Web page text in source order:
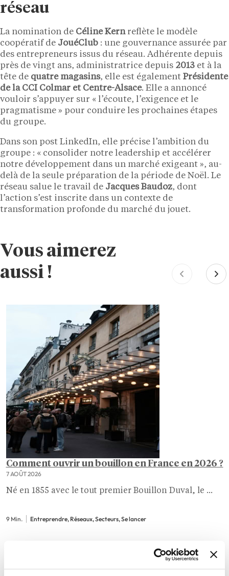
réseau
La nomination de Céline Kernreflète le modèle
coopératif de JouéClub : une gouvernance assurée par
des entrepreneurs issus du réseau. Adhérente depuis
près de vingt ans, administratrice depuis 2013 et à la
tête de quatre magasins, elle est également Présidente
de la CCI Colmar et Centre-Alsace. Elle a annoncé
vouloir s’appuyer sur « l’écoute, l’exigence et le
pragmatisme » pour conduire les prochaines étapes
du groupe.
Dans son post LinkedIn, elle précise l’ambition du
groupe : « consolider notre leadership et accélérer
notre développement dans un marché exigeant », au-
delà de la seule préparation de la période de Noël. Le
réseau salue le travail de Jacques Baudoz, dont
l’action s’est inscrite dans un contexte de
transformation profonde du marché du jouet.
Vous aimerez
aussi !
Comment ouvrir un bouillon en France en 2026 ?
7 AOÛT 2026
Né en 1855 avec le tout premier Bouillon Duval, le ...
9 Min. Entreprendre, Réseaux, Secteurs, Se lancer